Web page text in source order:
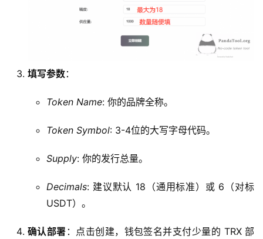
填写参数：
Token Name: 你的品牌全称。
Token Symbol: 3-4位的大写字母代码。
Supply: 你的发行总量。
Decimals: 建议默认 18（通用标准）或 6（对标
USDT）。
确认部署 ：点击创建，钱包签名并支付少量的 TRX 部